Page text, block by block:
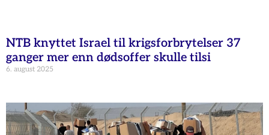
NTB knyttet Israel til krigsforbrytelser 37
ganger mer enn dødsoffer skulle tilsi
6. august 2025